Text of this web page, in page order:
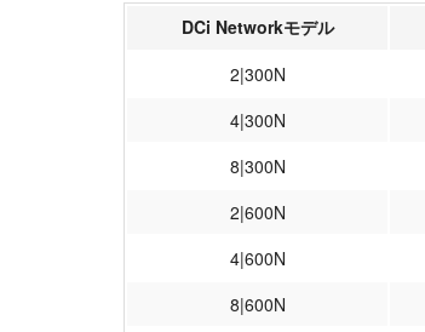
DCi Networkモデル
2|300N
4|300N
8|300N
2|600N
4|600N
8|600N